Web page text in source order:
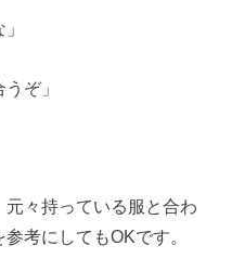
ぞ」
々持っている服と合わ
考にしてもOKです。